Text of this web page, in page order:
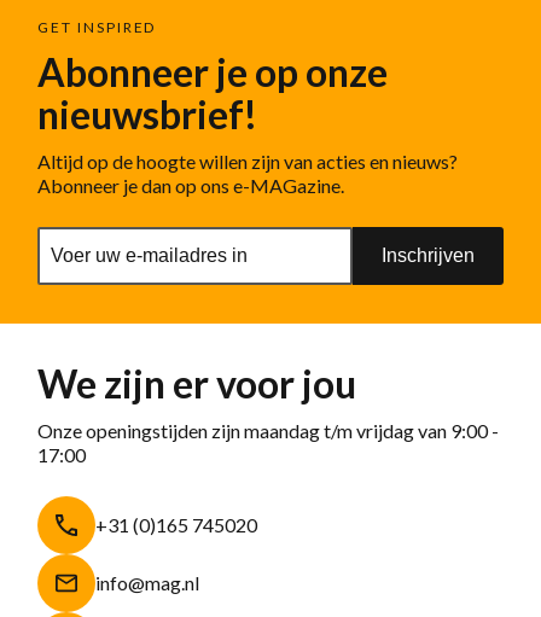
GET INSPIRED
Abonneer je op onze
nieuwsbrief!
Altijd op de hoogte willen zijn van acties en nieuws?
Abonneer je dan op ons e-MAGazine.
Inschrijven
We zijn er voor jou
Onze openingstijden zijn maandag t/m vrijdag van 9:00 -
17:00
+31 (0)165 745020
info@mag.nl